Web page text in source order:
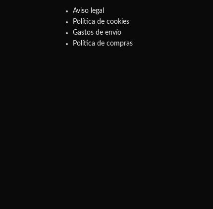
Aviso legal
Política de cookies
Gastos de envío
Política de compras